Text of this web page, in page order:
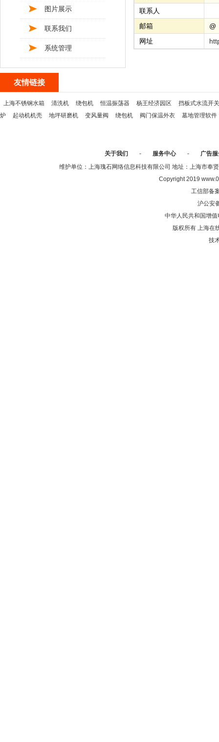
图片展示
联系我们
系统管理
联系人
邮箱
@
网址
友情链接
上海不锈钢水箱 清洗机 绕包机 恒温振荡器 杨王经济园区
挡板式水流开关
炉
起动机机壳 地坪研磨机 变风量阀 绕包机 阀门保温外衣 墓地管理软件
关于我们 - 服务中心 -
广告
维护单位：上海瑰石网络信息科技有限公司 地址：上海市
Copyright 2019
工信部备
沪公安
中华人民共和国增
版权所有 上海在
技